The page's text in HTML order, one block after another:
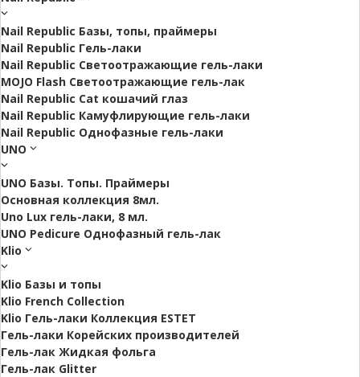
Nail Republic Базы, топы, праймеры
Nail Republic Гель-лаки
Nail Republic Светоотражающие гель-лаки
MOJO Flash Светоотражающие гель-лак
Nail Republic Cat кошачий глаз
Nail Republic Камуфлирующие гель-лаки
Nail Republic Однофазные гель-лаки
UNO
UNO Базы. Топы. Праймеры
Основная коллекция 8мл.
Uno Lux гель-лаки, 8 мл.
UNO Pedicure Однофазный гель-лак
Klio
Klio Базы и топы
Klio French Collection
Klio Гель-лаки Коллекция ESTET
Гель-лаки Корейских производителей
Гель-лак Жидкая фольга
Гель-лак Glitter